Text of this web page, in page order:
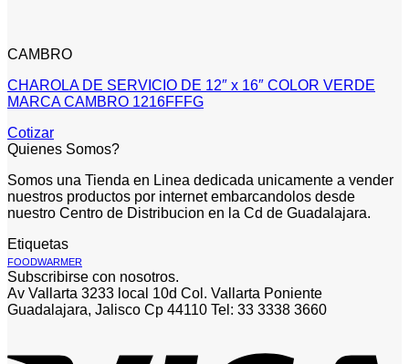
CAMBRO
CHAROLA DE SERVICIO DE 12″ x 16″ COLOR VERDE
MARCA CAMBRO 1216FFFG
Cotizar
Quienes Somos?
Somos una Tienda en Linea dedicada unicamente a vender
nuestros productos por internet embarcandolos desde
nuestro Centro de Distribucion en la Cd de Guadalajara.
Etiquetas
FOODWARMER
Subscribirse con nosotros.
Av Vallarta 3233 local 10d Col. Vallarta Poniente
Guadalajara, Jalisco Cp 44110 Tel: 33 3338 3660